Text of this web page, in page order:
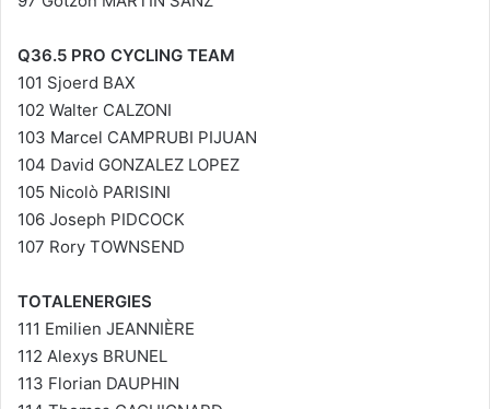
Q36.5 PRO CYCLING TEAM
101 Sjoerd BAX
102 Walter CALZONI
103 Marcel CAMPRUBI PIJUAN
104 David GONZALEZ LOPEZ
105 Nicolò PARISINI
106 Joseph PIDCOCK
107 Rory TOWNSEND
TOTALENERGIES
111 Emilien JEANNIÈRE
112 Alexys BRUNEL
113 Florian DAUPHIN